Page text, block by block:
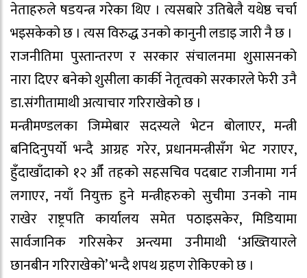
नेताहरुले षडयन्त्र गरेका थिए । त्यसबारे उतिबेलै यथेष्ठ चर्चा
भइसकेको छ । त्यस विरुद्ध उनको कानुनी लडाइ जारी नै छ ।
राजनीतिमा पुस्तान्तरण र सरकार संचालनमा शुसासनको
नारा दिएर बनेको शुसीला कार्की नेतृत्वको सरकारले फेरी उनै
डा.संगीतामाथी अत्याचार गरिराखेको छ ।
मन्त्रीमण्डलका जिम्मेबार सदस्यले भेटन बोलाएर, मन्त्री
बनिदिनुपर्यो भन्दै आग्रह गरेर, प्रधानमन्त्रीसँग भेट गराएर,
हुँदाखाँदाको १२ औँ तहको सहसचिव पदबाट राजीनामा गर्न
लगाएर, नयाँ नियुक्त हुने मन्त्रीहरुको सुचीमा उनको नाम
राखेर राष्ट्रपति कार्यालय समेत पठाइसकेर, मिडियामा
सार्वजानिक गरिसकेर अन्त्यमा उनीमाथी ‘अख्तियारले
छानबीन गरिराखेको’ भन्दै शपथ ग्रहण रोकिएको छ ।